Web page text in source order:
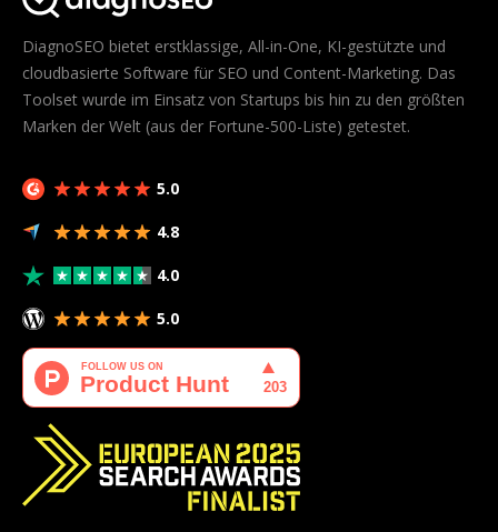
DiagnoSEO bietet erstklassige, All-in-One, KI-gestützte und
cloudbasierte Software für SEO und Content-Marketing. Das
Toolset wurde im Einsatz von Startups bis hin zu den größten
Marken der Welt (aus der Fortune-500-Liste) getestet.
5.0
4.8
4.0
5.0